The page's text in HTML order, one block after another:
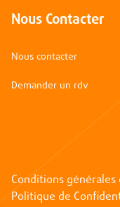
Nous Contacter
Nous contacter
Demander un rdv
Conditions
Politique de